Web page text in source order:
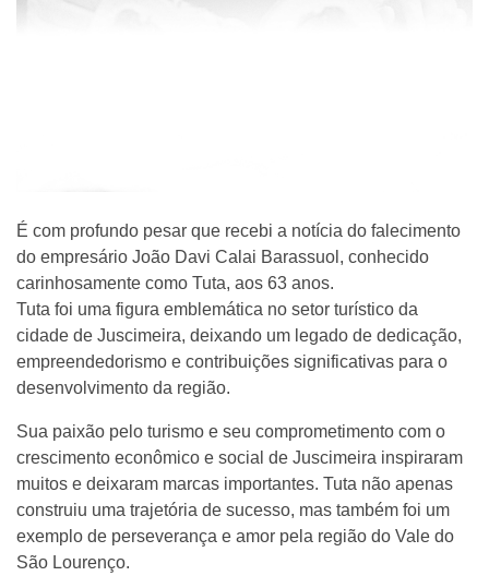
É com profundo pesar que recebi a notícia do falecimento
do empresário João Davi Calai Barassuol, conhecido
carinhosamente como Tuta, aos 63 anos.
Tuta foi uma figura emblemática no setor turístico da
cidade de Juscimeira, deixando um legado de dedicação,
empreendedorismo e contribuições significativas para o
desenvolvimento da região.
Sua paixão pelo turismo e seu comprometimento com o
crescimento econômico e social de Juscimeira inspiraram
muitos e deixaram marcas importantes. Tuta não apenas
construiu uma trajetória de sucesso, mas também foi um
exemplo de perseverança e amor pela região do Vale do
São Lourenço.